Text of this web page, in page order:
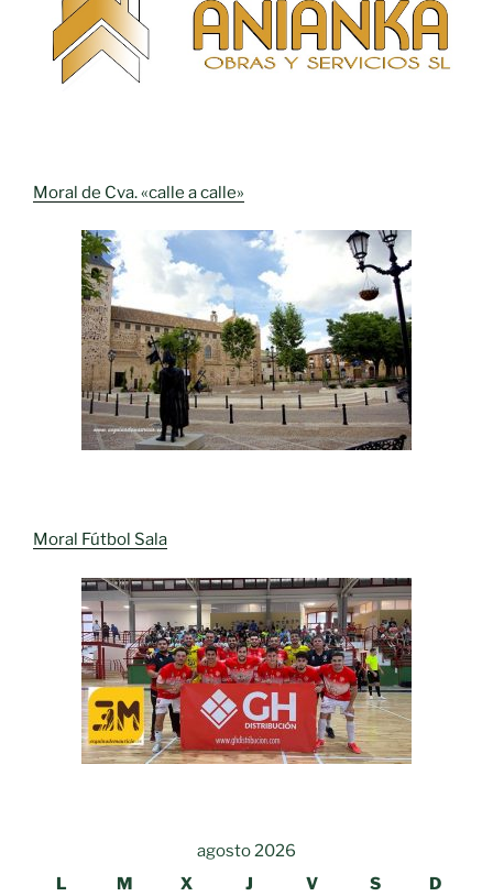
Moral de Cva. «calle a calle»
Moral Fútbol Sala
agosto 2026
L
M X J V S D